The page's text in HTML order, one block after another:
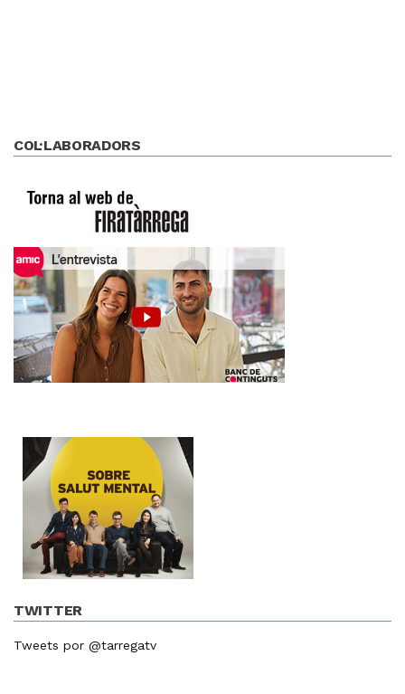
COL·LABORADORS
TWITTER
Tweets por @tarregatv